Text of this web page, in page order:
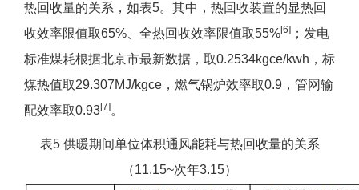
热回收量的关系，如表5。其中，热回收装置的显热回
收效率限值取65%、全热回收效率限值取55%[6] ；发电
标准煤耗根据北京市最新数据，取0.2534kgce/kwh，标
煤热值取29.307MJ/kgce，燃气锅炉效率取0.9，管网输
配效率取0.93[7] 。
表5 供暖期间单位体积通风能耗与热回收量的关系
（11.15~次年3.15）